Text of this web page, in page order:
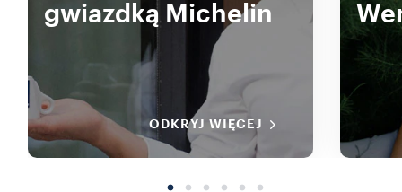
gwiazdką Michelin
ODKRYJ WIĘCEJ